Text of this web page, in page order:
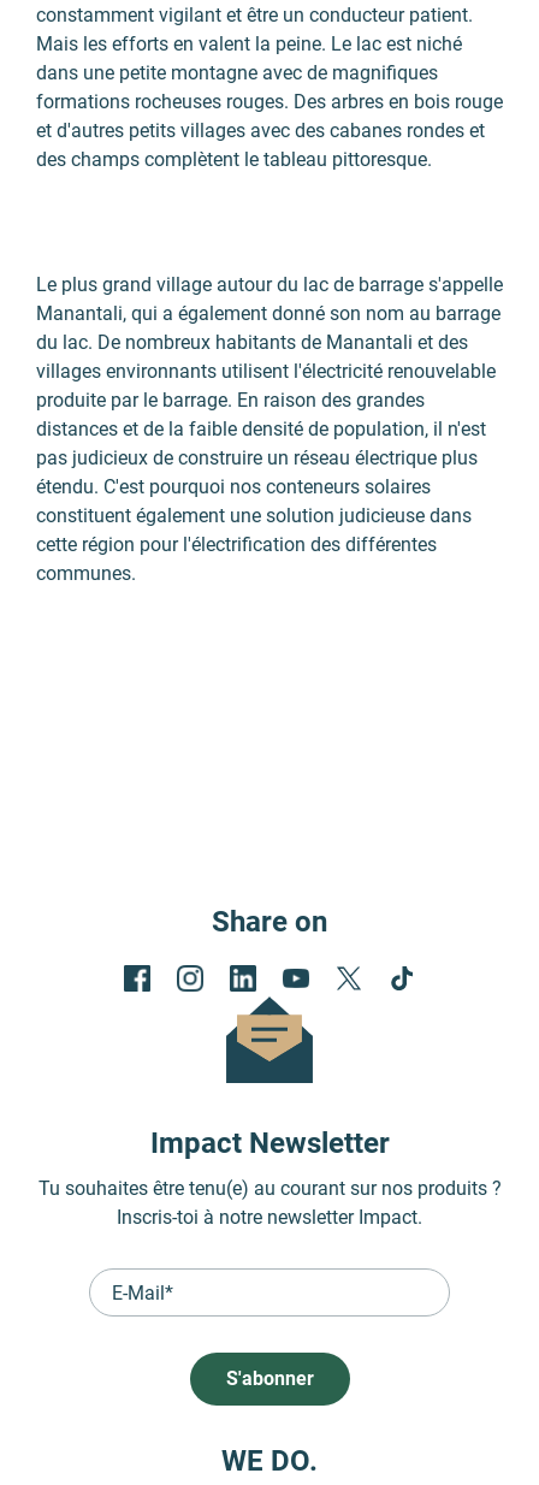
constamment vigilant et être un conducteur patient.
Mais les efforts en valent la peine. Le lac est niché
dans une petite montagne avec de magnifiques
formations rocheuses rouges. Des arbres en bois rouge
et d'autres petits villages avec des cabanes rondes et
des champs complètent le tableau pittoresque.
Le plus grand village autour du lac de barrage s'appelle
Manantali, qui a également donné son nom au barrage
du lac. De nombreux habitants de Manantali et des
villages environnants utilisent l'électricité renouvelable
produite par le barrage. En raison des grandes
distances et de la faible densité de population, il n'est
pas judicieux de construire un réseau électrique plus
étendu. C'est pourquoi nos conteneurs solaires
constituent également une solution judicieuse dans
cette région pour l'électrification des différentes
communes.
Share on
Impact Newsletter
Tu souhaites être tenu(e) au courant sur nos produits ?
Inscris-toi à notre newsletter Impact.
WE DO.